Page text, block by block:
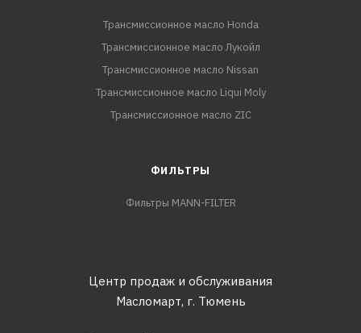
Трансмиссионное масло Honda
Трансмиссионное масло Лукойл
Трансмиссионное масло Nissan
Трансмиссионное масло Liqui Moly
Трансмиссионное масло ZIC
ФИЛЬТРЫ
Фильтры MANN-FILTER
Центр продаж и обслуживания
Масломарт, г. Тюмень